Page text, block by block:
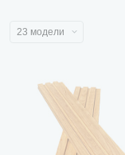
23 модели